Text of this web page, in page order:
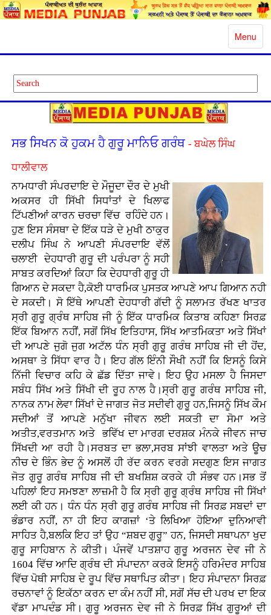
Toggle
Menu
ਸਭ ਸਿਖਨ ਕੋ ਹੁਕਮ ਹੈ ਗੁਰੂ ਮਾਨਿਓ ਗਰੰਥ - ਬਘੇਲ ਸਿੰਘ
ਧਾਲੀਵਾਲ
ਨਾਮਧਾਰੀ ਸੰਪਰਦਾਇ ਦੇ ਮੌਜੂਦਾ ਦੌਰ ਦੇ ਮੁਖੀ
ਅਕਸਰ ਹੀ ਸਿੱਖੀ ਸਿਧਾਂਤਾਂ ਦੇ ਖਿਲਾਫ
ਟਿੱਪਣੀਆਂ ਕਾਰਨ ਚਰਚਾ ਵਿੱਚ ਰਹਿੰਦੇ ਹਨ।
ਹੁਣ ਇਸ ਸੰਸਥਾ ਦੇ ਇੱਕ ਧੜੇ ਦੇ ਮੁਖੀ ਠਾਕੁਰ
ਦਲੀਪ ਸਿੰਘ ਨੇ ਆਪਣੀ ਸੰਪਰਦਾਇ ਵੱਲੋਂ
ਚਲਾਈ ਦੇਹਧਾਰੀ ਗੁਰੂ ਦੀ ਪਰੰਪਰਾ ਨੂੰ ਸਹੀ
ਸਾਬਤ ਕਰਦਿਆਂ ਕਿਹਾ ਕਿ ਦੇਹਧਾਰੀ ਗੁਰੂ ਹੀ
ਗਿਆਨ ਦੇ ਸਕਦਾ ਹੈ,ਕੋਈ ਧਾਰਮਿਕ ਪੁਸਤਕ ਆਪਣੇ ਆਪ ਗਿਆਨ ਨਹੀ
ਦੇ ਸਕਦੀ। ਸੋ ਇੱਥੇ ਆਪਣੀ ਦੇਹਧਾਰੀ ਗੱਦੀ ਨੂੰ ਸਲਾਮਤ ਰੱਖਣ ਖਾਤਰ
ਸ੍ਰੀ ਗੁਰੂ ਗ੍ਰੰਥ ਸਾਹਿਬ ਜੀ ਨੂੰ ਇੱਕ ਧਾਰਮਿਕ ਕਿਤਾਬ ਕਹਿਣਾ ਸਿਰਫ਼
ਇੱਕ ਬਿਆਨ ਨਹੀਂ, ਸਗੋਂ ਸਿੱਖ ਇਤਿਹਾਸ, ਸਿੱਖ ਆਤਮਿਕਤਾ ਅਤੇ ਸਿੱਖਾਂ
ਦੀ ਆਪਣੇ ਜੁਗੋ ਜੁਗ ਅਟੱਲ ਧੰਨ ਸ੍ਰੀ ਗੁਰੂ ਗਰੰਥ ਸਾਹਿਬ ਜੀ ਦੀ ਹੋਂਦ,
ਅਸਥਾ ਤੇ ਸਿੱਧਾ ਵਾਰ ਹੈ। ਇਹ ਗੱਲ ਇੰਨੀ ਸੌਖੀ ਨਹੀਂ ਕਿ ਇਸਨੂੰ ਕਿਸੇ
ਨਿੱਜੀ ਵਿਚਾਰ ਕਹਿ ਕੇ ਛੱਡ ਦਿੱਤਾ ਜਾਵੇ। ਇਹ ਉਹ ਮਸਲਾ ਹੈ ਜਿਸਦਾ
ਸਬੰਧ ਸਿੱਖ ਅਤੇ ਸਿੱਖੀ ਦੀ ਰੂਹ ਨਾਲ ਹੈ।ਸ੍ਰੀ ਗੁਰੂ ਗਰੰਥ ਸਾਹਿਬ ਜੀ,
ਨਾਨਕ ਨਾਮ ਲੇਵਾ ਸਿੱਖਾਂ ਦੇ ਜਾਗਤ ਜੋਤ ਸਦੀਵੀ ਗੁਰੂ ਹਨ,ਜਿਸਨੂੰ ਸਿੱਖ ਕੌਮ
ਸਦੀਆਂ ਤੋਂ ਆਪਣੇ ਮਨੁੱਖਾ ਜੀਵਨ ਲਈ ਸਕਤੀ ਦਾ ਸੋਮਾ ਅਤੇ
ਅਤੀਤ,ਵਰਤਮਾਨ ਅਤੇ ਭਵਿੱਖ ਦਾ ਮਾਰਗ ਦਰਸ਼ਕ ਮੰਨਕੇ ਜੀਵਨ ਜਾਚ
ਸਿੱਖਦੀ ਆ ਰਹੀ ਹੈ।ਸਰਬਤ ਦਾ ਭਲਾ,ਸਰਬ ਸਾਂਝੀ ਵਾਲਤਾ ਅਤੇ ਊਚ
ਨੀਚ ਦੇ ਭਿੰਨ ਭੇਦ ਨੂੰ ਅਸਲੋਂ ਹੀ ਰੱਦ ਕਰਨ ਵਰਗੇ ਸਦਗੁਣ ਇਸ ਜਾਗਤ
ਜੋਤ ਗੁਰੂ ਗਰੰਥ ਸਾਹਿਬ ਜੀ ਦੀ ਬਖਸ਼ਿਸ਼ ਕਰਕੇ ਹੀ ਸੰਭਵ ਹਨ।ਸਭ ਤੋਂ
ਪਹਿਲਾਂ ਇਹ ਸਮਝਣਾ ਲਾਜ਼ਮੀ ਹੈ ਕਿ ਸ੍ਰੀ ਗੁਰੂ ਗ੍ਰੰਥ ਸਾਹਿਬ ਜੀ ਸਿੱਖਾਂ
ਲਈ ਕੀ ਹਨ। ਧੰਨ ਧੰਨ ਸ੍ਰੀ ਗੁਰੂ ਗਰੰਥ ਸਾਹਿਬ ਜੀ ਸਿਰਫ਼ ਸਬਦਾਂ ਦਾ
ਭੰਡਾਰ ਨਹੀਂ, ਨਾ ਹੀ ਇਹ ਕਾਗਜ਼ਾਂ ‘ਤੇ ਲਿਖਿਆ ਹੋਇਆ ਦੁਨਿਆਵੀ
ਸਾਹਿਤ ਹੈ,ਬਲਕਿ ਇਹ ਤਾਂ ਉਹ “ਸ਼ਬਦ ਗੁਰੂ” ਹਨ, ਜਿਸਦੀ ਸਥਾਪਨਾ ਖੁਦ
ਗੁਰੂ ਸਾਹਿਬਾਨ ਨੇ ਕੀਤੀ। ਪੰਜਵੇਂ ਪਾਤਸ਼ਾਹ ਗੁਰੂ ਅਰਜਨ ਦੇਵ ਜੀ ਨੇ
1604 ਵਿੱਚ ਆਦਿ ਗ੍ਰੰਥ ਦੀ ਸੰਪਾਦਨਾ ਕਰਕੇ ਇਸਨੂੰ ਹਰਿਮੰਦਰ ਸਾਹਿਬ
ਵਿੱਚ ਪੋਥੀ ਸਾਹਿਬ ਦੇ ਰੂਪ ਵਿੱਚ ਸਥਾਪਿਤ ਕੀਤਾ। ਇਹ ਸੰਪਾਦਨਾ ਸਿਰਫ਼
ਰਚਨਾਵਾਂ ਨੂੰ ਇਕੱਠਾ ਕਰਨ ਦਾ ਕੰਮ ਨਹੀਂ ਸੀ, ਸਗੋਂ ਸੱਚ ਦੀ ਪਰਖ ਦਾ ਇਕ
ਵੱਡਾ ਮਾਪਦੰਡ ਸੀ। ਗੁਰੂ ਅਰਜਨ ਦੇਵ ਜੀ ਨੇ ਸਿਰਫ਼ ਸਿੱਖ ਗੁਰੂਆਂ ਦੀ